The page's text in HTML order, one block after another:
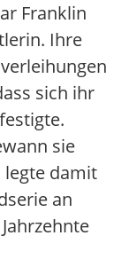
Franklin
Ihre
sich ihr
sie
damit
an